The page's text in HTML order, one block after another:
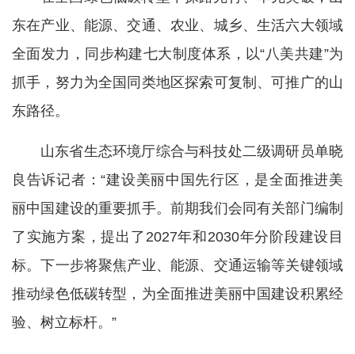
东在产业、能源、交通、农业、城乡、生活六大领域
全面发力，同步构建七大制度体系，以“八美共建”为
抓手，努力为全国同类地区探索可复制、可推广的山
东路径。
山东省生态环境厅综合与科技处二级调研员单晓
良告诉记者：“建设美丽中国先行区，是全面推进美
丽中国建设的重要抓手。前期我们会同有关部门编制
了实施方案，提出了2027年和2030年分阶段建设目
标。下一步将聚焦产业、能源、交通运输等关键领域
推动绿色低碳转型，为全面推进美丽中国建设积累经
验、树立标杆。”